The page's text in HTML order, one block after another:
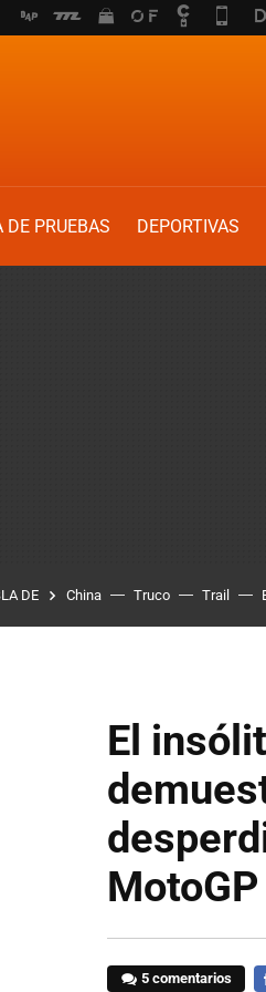
DE PRUEBAS
DEPORTIVAS
DE China Truco Trail
El
MotoGP
5 comentarios